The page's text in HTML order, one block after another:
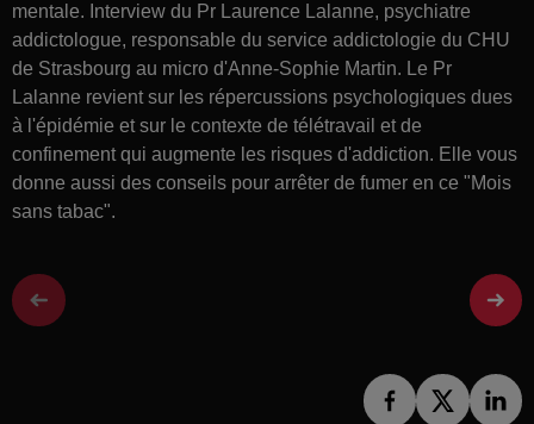
mentale. Interview du Pr Laurence Lalanne, psychiatre
addictologue, responsable du service addictologie du CHU
de Strasbourg au micro d'Anne-Sophie Martin. Le Pr
Lalanne revient sur les répercussions psychologiques dues
à l'épidémie et sur le contexte de télétravail et de
confinement qui augmente les risques d'addiction. Elle vous
donne aussi des conseils pour arrêter de fumer en ce "Mois
sans tabac".